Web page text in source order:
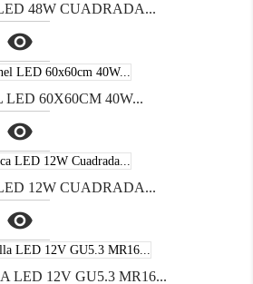
48W CUADRADA...

LED 60X60CM 40W...

12W CUADRADA...

LED 12V GU5.3 MR16...